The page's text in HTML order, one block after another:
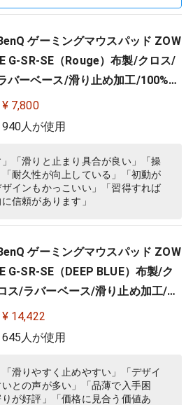
ゲーミングマウスパッド ZOW
G-SR-SE（Rouge）布製/クロス/
バーベース/滑り止め加工/100%フ
ルフラット/3.5mm
¥ 7,800
940人が使用
」「滑りと止まり具合が良い」「操
耐久性が向上している」「初動が
インもかっこいい」「習得すれば
信頼があります」
ゲーミングマウスパッド ZOW
G-SR-SE（DEEP BLUE）布製/ク
ス/ラバーベース/滑り止め加工/10
0%フルフラット/3.5ｍｍ
¥ 14,422
645人が使用
「滑りやすく止めやすい」「デザイ
との声が多い」「品薄で入手困
が好評」「価格に見合う価値あ